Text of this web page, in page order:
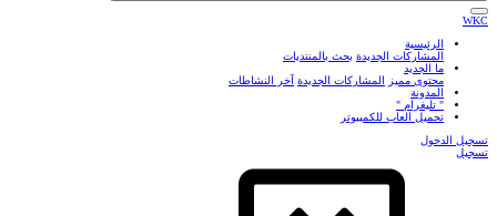
WKC
الرئيسية
المشاركات الجديدة بحث بالمنتديات
ما الجديد
محتوى مميز
المشاركات الجديدة آخر النشاطات
المدونة
" تليغرام "
تحميل العاب للكمبيوتر
تسجيل الدخول
تسجيل